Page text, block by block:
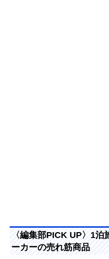
〈編集部PICK UP〉1
ーカーの売れ筋商品